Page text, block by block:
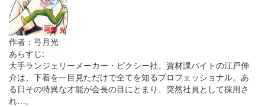
作者：弓月光
あらすじ:
大手ランジェリーメーカー・ピクシー社。資材課バイトの江戸伸
介は、下着を一目見ただけで全てを知るプロフェッショナル。あ
る日その特異な才能が会長の目にとまり、突然社員として採用さ
れ…。